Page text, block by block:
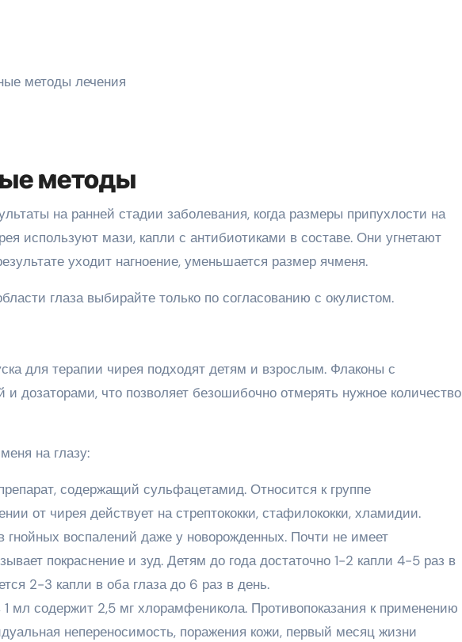
методы
на ранней стадии заболевания, когда размеры припухлости на
используют мази, капли с антибиотиками в составе. Они угнетают
уходит нагноение, уменьшается размер ячменя.
глаза выбирайте только по согласованию с окулистом.
для терапии чирея подходят детям и взрослым. Флаконы с
и дозаторами, что позволяет безошибочно отмерять нужное количество
на глазу:
содержащий сульфацетамид. Относится к группе
от чирея действует на стрептококки, стафилококки, хламидии.
гнойных воспалений даже у новорожденных. Почти не имеет
покраснение и зуд. Детям до года достаточно 1-2 капли 4-5 раз в
2-3 капли в оба глаза до 6 раз в день.
мл содержит 2,5 мг хлорамфеникола. Противопоказания к применению
непереносимость, поражения кожи, первый месяц жизни